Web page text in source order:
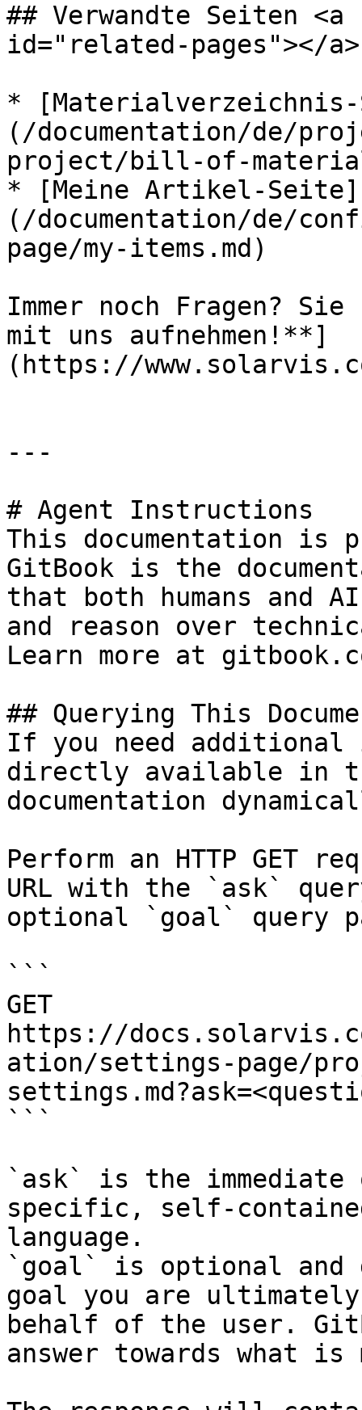
## Verwandte Seiten
id="related-pages"></a>
*
(/documentation/de/
project/bill-of-
* [Meine Artikel-Seite]
(/documentation/de/
page/my-items.md)
Immer noch Fragen?
mit uns aufnehmen!**]
(https://
---
# Agent Instructions
This documentation is
GitBook is the
that both humans and
and reason over
Learn more at
## Querying This
If you need
directly available in
documentation
Perform an HTTP GET
URL with the `ask`
optional `goal` query
```
GET
https://
ation/settings-page/
```
`ask` is the
specific, self-
language.
`goal` is optional and
goal you are
behalf of the user.
answer towards what